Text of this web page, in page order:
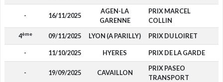
- 16/11/2025
AGEN-LA
GARENNE
PRIX MARCEL
COLLIN
4ème 09/11/2025 LYON (A PARILLY) PRIX DU LOIRET
- 11/10/2025 HYERES PRIX DE LA GARDE
- 19/09/2025 CAVAILLON
PRIX PASEO
TRANSPORT